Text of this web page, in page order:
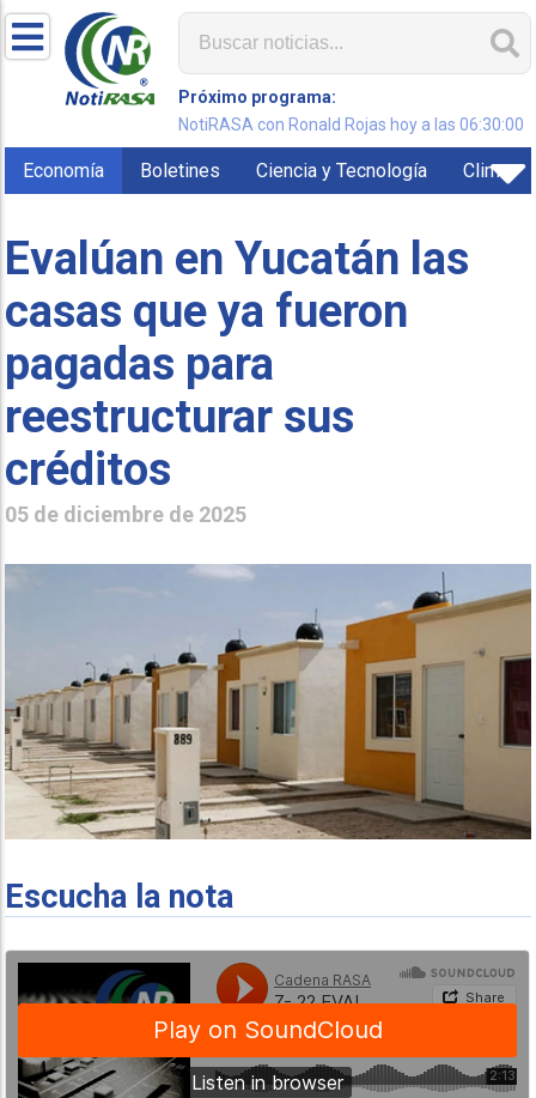
Próximo programa:
NotiRASA con Ronald Rojas hoy a las 06:30:00
Economía Boletines Ciencia y Tecnología Clima
Evalúan en Yucatán las
casas que ya fueron
pagadas para
reestructurar sus
créditos
05 de diciembre de 2025
Escucha la nota